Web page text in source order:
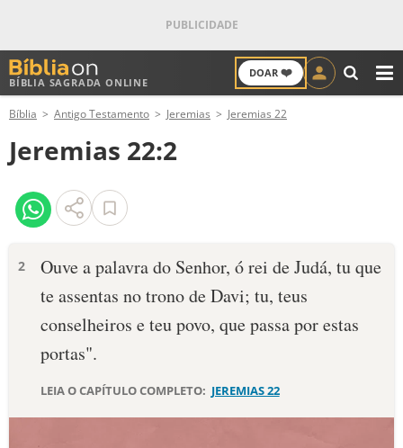
BÍBLIA SAGRADA ONLINE
DOAR ❤️
ANTIGO TESTAMENTO
NOVO TESTAMENTO
VERSÍCULOS
PALAVRA DO DIA
SALMO DO DIA
DEVOCIONAL DIÁRIO
Bíblia Antigo Testamento Jeremias Jeremias 22
Jeremias 22:2
2
Ouve a palavra do Senhor, ó rei de Judá, tu que
te assentas no trono de Davi; tu, teus
conselheiros e teu povo, que passa por estas
portas".
LEIA O CAPÍTULO COMPLETO: JEREMIAS 22